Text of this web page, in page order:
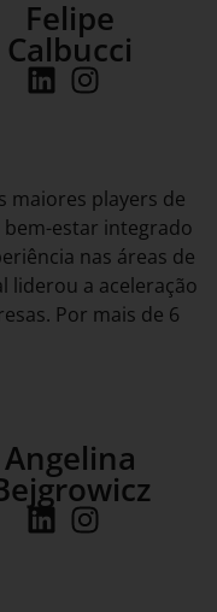
Felipe
Calbucci
maiores players de
estar integrado
nas áreas de
liderou a aceleração
Por mais de 6
Angelina